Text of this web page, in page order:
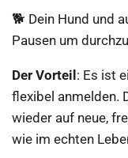
🐕 Dein Hund und
Pausen um
​Der Vorteil: Es ist
flexibel anmelden.
wieder auf neue,
wie im echten